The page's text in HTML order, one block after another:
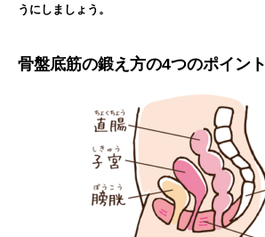
うにしましょう。
骨盤底筋の鍛え方の4つのポイント